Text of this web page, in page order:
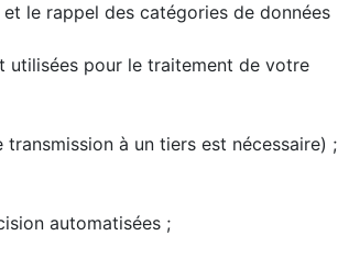
le rappel des catégories de données
utilisées pour le traitement de votre
transmission à un tiers est nécessaire) ;
automatisées ;